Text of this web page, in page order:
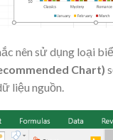
nên sử dụng loại
Chart)
liệu nguồn.